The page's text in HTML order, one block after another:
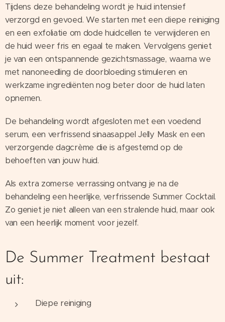
Tijdens deze behandeling wordt je huid intensief
verzorgd en gevoed. We starten met een diepe reiniging
en een exfoliatie om dode huidcellen te verwijderen en
de huid weer fris en egaal te maken. Vervolgens geniet
je van een ontspannende gezichtsmassage, waarna we
met nanoneedling de doorbloeding stimuleren en
werkzame ingrediënten nog beter door de huid laten
opnemen.
De behandeling wordt afgesloten met een voedend
serum, een verfrissend sinaasappel Jelly Mask en een
verzorgende dagcrème die is afgestemd op de
behoeften van jouw huid.
Als extra zomerse verrassing ontvang je na de
behandeling een heerlijke, verfrissende Summer Cocktail.
Zo geniet je niet alleen van een stralende huid, maar ook
van een heerlijk moment voor jezelf.
De Summer Treatment bestaat
uit:
Diepe reiniging